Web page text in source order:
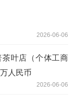
2026-06-06
叶店（个体工商
人民币
2026-06-06